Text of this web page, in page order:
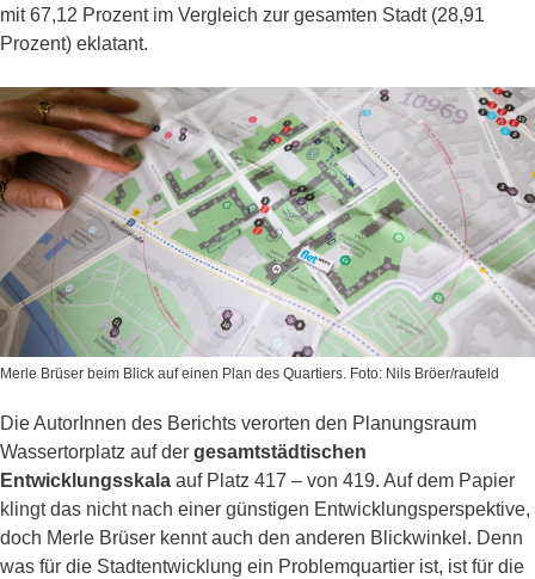
mit 67,12 Prozent im Vergleich zur gesamten Stadt (28,91
Prozent) eklatant.
Merle Brüser beim Blick auf einen Plan des Quartiers. Foto: Nils Bröer/raufeld
Die AutorInnen des Berichts verorten den Planungsraum
Wassertorplatz auf der gesamtstädtischen
Entwicklungsskala auf Platz 417 – von 419. Auf dem Papier
klingt das nicht nach einer günstigen Entwicklungsperspektive,
doch Merle Brüser kennt auch den anderen Blickwinkel. Denn
was für die Stadtentwicklung ein Problemquartier ist, ist für die